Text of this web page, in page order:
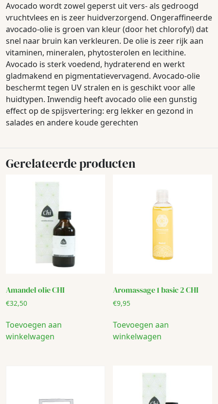
Avocado wordt zowel geperst uit vers- als gedroogd
vruchtvlees en is zeer huidverzorgend. Ongeraffineerde
avocado-olie is groen van kleur (door het chlorofyl) dat
snel naar bruin kan verkleuren. De olie is zeer rijk aan
vitaminen, mineralen, phytosterolen en lecithine.
Avocado is sterk voedend, hydraterend en werkt
gladmakend en pigmentatievervagend. Avocado-olie
beschermt tegen UV stralen en is geschikt voor alle
huidtypen. Inwendig heeft avocado olie een gunstig
effect op de spijsvertering: erg lekker en gezond in
salades en andere koude gerechten
Gerelateerde producten
Amandel olie CHI
€32,50
Toevoegen aan
winkelwagen
Aromassage 1 basic 2 CHI
€9,95
Toevoegen aan
winkelwagen